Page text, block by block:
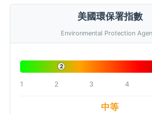
美國環保署指數
Environmental Protection
2
1 2 3 4
中等